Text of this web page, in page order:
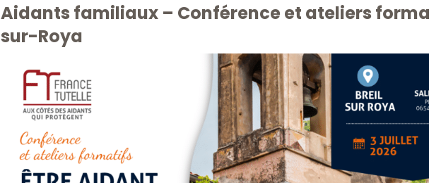
Aidants familiaux – Conférence et ateliers
sur-Roya